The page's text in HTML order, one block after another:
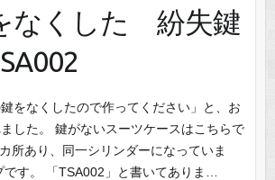
くした 紛失鍵
鍵をなくしたので作ってください」と、お
した。 鍵がないスーツケースはこちらで
所あり、同一シリンダーになっていま
す。 「TSA002」と書いてありま…